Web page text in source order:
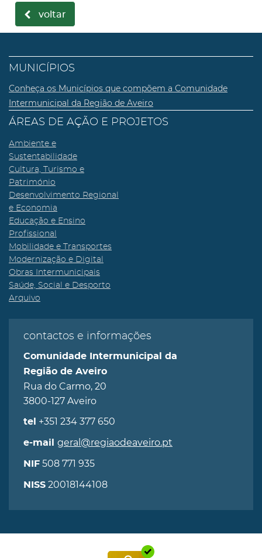
voltar
MUNICÍPIOS
Conheça os Municípios que compõem a Comunidade
Intermunicipal da Região de Aveiro
ÁREAS DE AÇÃO E PROJETOS
Ambiente e
Sustentabilidade
Cultura, Turismo e
Património
Desenvolvimento Regional
e Economia
Educação e Ensino
Profissional
Mobilidade e Transportes
Modernização e Digital
Obras Intermunicipais
Saúde, Social e Desporto
Arquivo
contactos e informações
Comunidade Intermunicipal da
Região de Aveiro
Rua do Carmo, 20
3800-127 Aveiro
tel +351 234 377 650
e-mail geral@regiaodeaveiro.pt
NIF 508 771 935
NISS 20018144108